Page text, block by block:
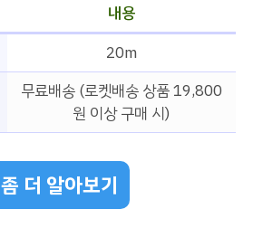
내용
20m
무료배송 (로켓배송 상품 19,800
원 이상 구매 시)
좀 더 알아보기